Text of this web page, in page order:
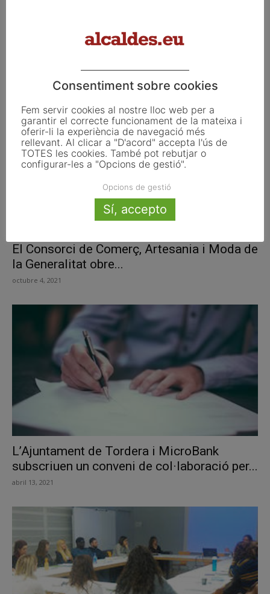
propostes de millora per Tordera...
octubre 27, 2021
El Consorci de Comerç, Artesania i Moda de
la Generalitat obre...
octubre 4, 2021
L’Ajuntament de Tordera i MicroBank
subscriuen un conveni de col·laboració per...
abril 13, 2021
Consentiment sobre cookies
Fem servir cookies al nostre lloc web per a
garantir el correcte funcionament de la mateixa i
oferir-li la experiència de navegació més
rellevant. Al clicar a "D'acord" accepta l'ús de
TOTES les cookies. També pot rebutjar o
configurar-les a "Opcions de gestió".
Opcions de gestió
Sí, accepto